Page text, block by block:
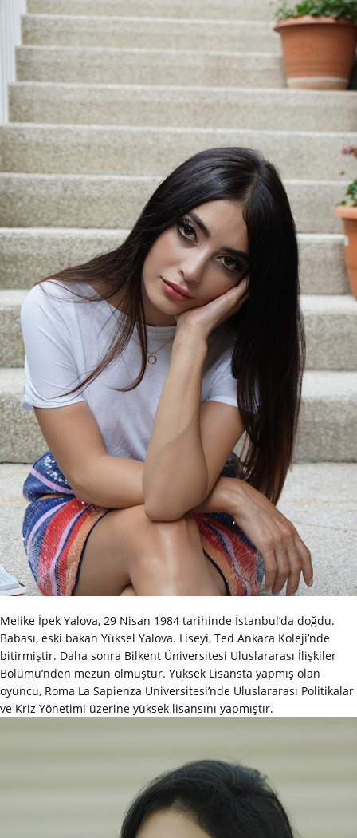
Melike İpek Yalova, 29 Nisan 1984 tarihinde İstanbul’da doğdu.
Babası, eski bakan Yüksel Yalova. Liseyi, Ted Ankara Koleji’nde
bitirmiştir. Daha sonra Bilkent Üniversitesi Uluslararası İlişkiler
Bölümü’nden mezun olmuştur. Yüksek Lisansta yapmış olan
oyuncu, Roma La Sapienza Üniversitesi’nde Uluslararası Politikalar
ve Kriz Yönetimi üzerine yüksek lisansını yapmıştır.